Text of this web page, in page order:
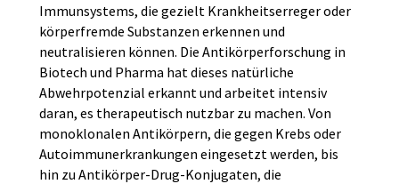
Immunsystems, die gezielt Krankheitserreger oder
körperfremde Substanzen erkennen und
neutralisieren können. Die Antikörperforschung in
Biotech und Pharma hat dieses natürliche
Abwehrpotenzial erkannt und arbeitet intensiv
daran, es therapeutisch nutzbar zu machen. Von
monoklonalen Antikörpern, die gegen Krebs oder
Autoimmunerkrankungen eingesetzt werden, bis
hin zu Antikörper-Drug-Konjugaten, die